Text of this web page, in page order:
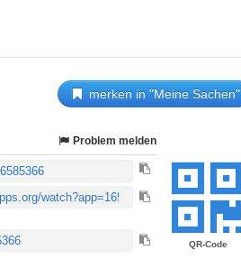
merken in "Meine Sachen"
QR-Code
Problem melden